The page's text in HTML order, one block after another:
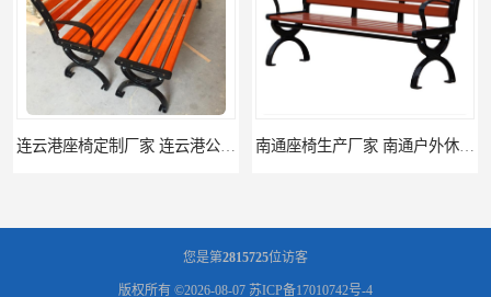
您是第2815725位访客
版权所有 ©2026-08-07 苏ICP备17010742号-4